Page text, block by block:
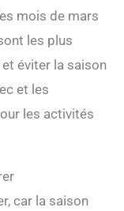
mois de mars
les plus
éviter la saison
et les
les activités
car la saison